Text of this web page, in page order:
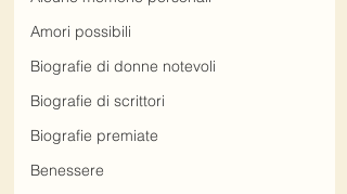
Amori possibili
Biografie di donne notevoli
Biografie di scrittori
Biografie premiate
Benessere